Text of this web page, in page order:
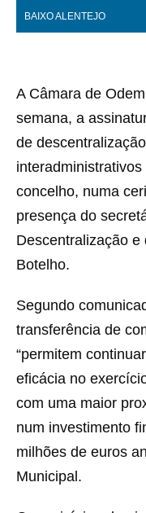
BAIXO ALENTEJO
A Câmara de
semana, a
de
concelho, numa
presença do
Descentralização
Botelho.
Segundo
transferência de
“permitem
eficácia no
com uma maior
num investimento
milhões de euros
Municipal.